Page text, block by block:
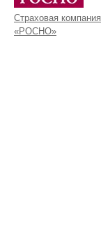
Страховая компания
«РОСНО»